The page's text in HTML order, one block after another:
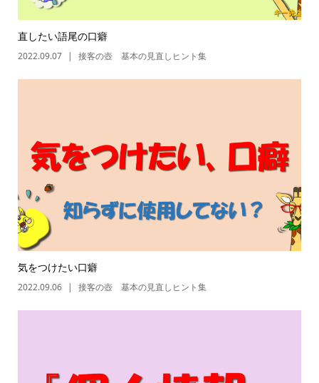
直したい語尾の口癖
2022.09.07 接客の壺 基本の見直しヒント集
気をつけたい口癖
2022.09.06 接客の壺 基本の見直しヒント集